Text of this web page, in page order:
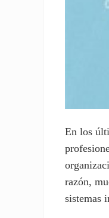
En los
razón,
sistemas